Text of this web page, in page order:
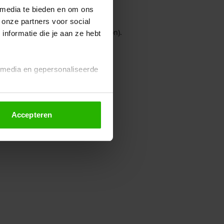
te bieden en om ons
partners voor social
die je aan ze hebt
en gepersonaliseerde
altijd wijzigen of
Accepteren
console for more information).